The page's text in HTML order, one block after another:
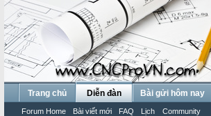
Trang chủ Diễn đàn
Forum Home Bài viết mới FAQ Lịch Community
Bài gửi hôm nay